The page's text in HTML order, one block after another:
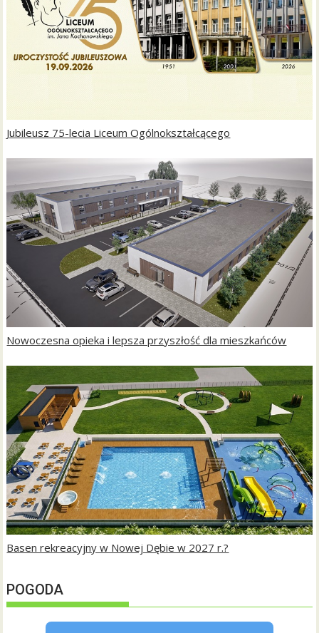
Jubileusz 75-lecia Liceum Ogólnokształcącego
Nowoczesna opieka i lepsza przyszłość dla mieszkańców
Basen rekreacyjny w Nowej Dębie w 2027 r.?
POGODA